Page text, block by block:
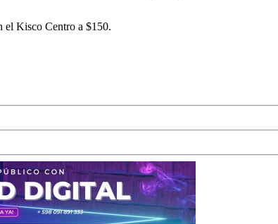
el Kisco Centro a $150.